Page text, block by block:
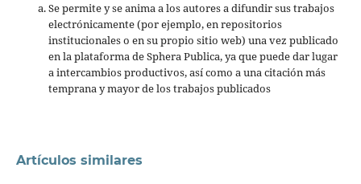
Se permite y se anima a los autores a difundir sus trabajos
electrónicamente (por ejemplo, en repositorios
institucionales o en su propio sitio web) una vez publicado
en la plataforma de Sphera Publica, ya que puede dar lugar
a intercambios productivos, así como a una citación más
temprana y mayor de los trabajos publicados
Artículos similares